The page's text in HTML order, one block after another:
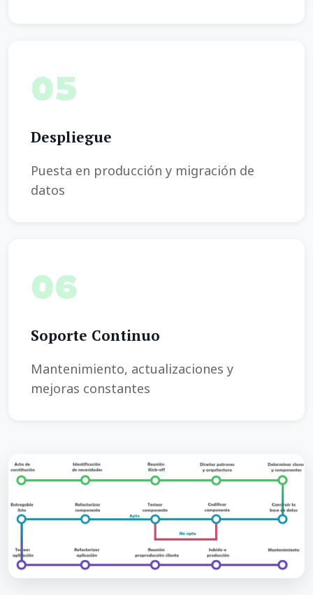
05
Despliegue
Puesta en producción y migración de
datos
06
Soporte Continuo
Mantenimiento, actualizaciones y
mejoras constantes